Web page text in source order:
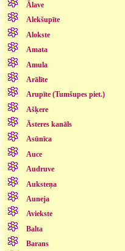
Ālave
Alekšupīte
Alokste
Amata
Amula
Arālīte
Arupīte (Tumšupes piet.)
Ašķere
Āsteres kanāls
Asūnīca
Auce
Audruve
Auksteņa
Auneja
Aviekste
Balta
Barans